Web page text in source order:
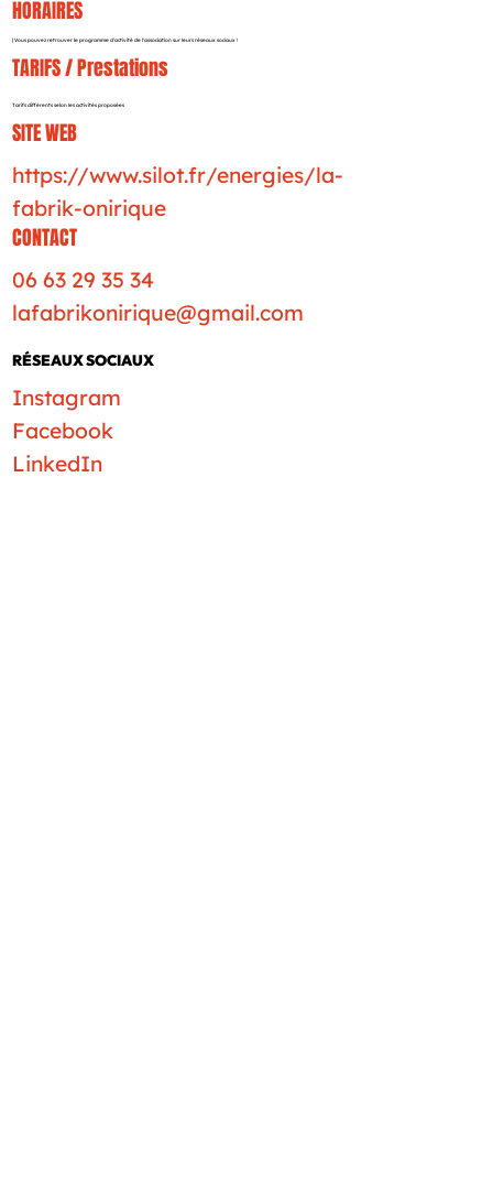
HORAIRES
| Vous pouvez retrouver le programme d'activité de l'association sur leurs réseaux sociaux !
TARIFS / Prestations
Tarifs différents selon les activités proposées
SITE WEB
https://www.silot.fr/energies/la-
fabrik-onirique
CONTACT
06 63 29 35 34
lafabrikonirique@gmail.com
RÉSEAUX SOCIAUX
Instagram
Facebook
LinkedIn